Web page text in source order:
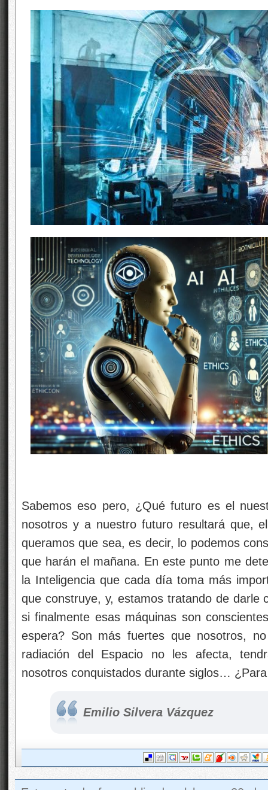
Sabemos eso pero, ¿Qué futuro es el
nosotros y a nuestro futuro resultará que,
queramos que sea, es decir, lo podemos
que harán el mañana. En este punto me
la Inteligencia que cada día toma más
que construye, y, estamos tratando de darle
si finalmente esas máquinas son
espera? Son más fuertes que nosotros,
radiación del Espacio no les afecta,
nosotros conquistados durante siglos…
Emilio Silvera Vázquez